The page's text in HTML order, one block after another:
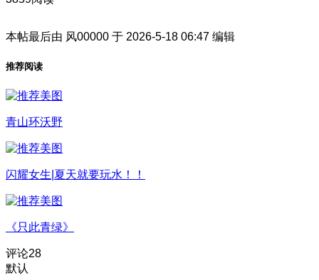
本帖最后由 风00000 于 2026-5-18 06:47 编辑
推荐阅读
青山环沃野
闪耀女生|夏天就要玩水！！
《只此青绿》
评论28
默认